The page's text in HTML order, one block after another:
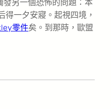
發另一個恐怖的問題：本
得一夕安寢。起視四境，
零件矣。到那時，歐盟